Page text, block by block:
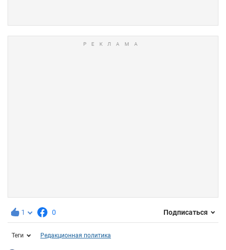
1 0 Подписаться
Теги Редакционная политика